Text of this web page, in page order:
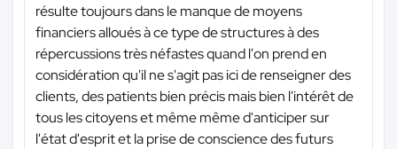
résulte toujours dans le manque de moyens
financiers alloués à ce type de structures à des
répercussions très néfastes quand l'on prend en
considération qu'il ne s'agit pas ici de renseigner des
clients, des patients bien précis mais bien l'intérêt de
tous les citoyens et même même d'anticiper sur
l'état d'esprit et la prise de conscience des futurs